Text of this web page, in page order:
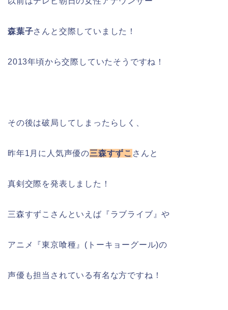
森葉子さんと交際していました！
2013年頃から交際していたそうですね！
その後は破局してしまったらしく、
昨年1月に人気声優の三森すずこ さんと
真剣交際を発表しました！
三森すずこさんといえば『ラブライブ』や
アニメ『東京喰種』(トーキョーグール)の
声優も担当されている有名な方ですね！